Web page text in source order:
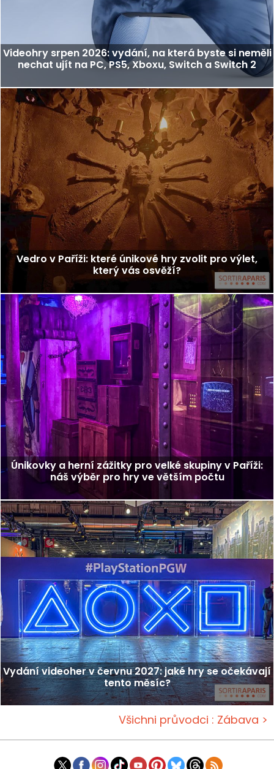
Videohry srpen 2026: vydání, na která byste si neměli
nechat ujít na PC, PS5, Xboxu, Switch a Switch 2
Vedro v Paříži: které únikové hry zvolit pro výlet,
který vás osvěží?
Únikovky a herní zážitky pro velké skupiny v Paříži:
náš výběr pro hry ve větším počtu
Vydání videoher v červnu 2027: jaké hry se očekávají
tento měsíc?
Všichni průvodci : Zábava >